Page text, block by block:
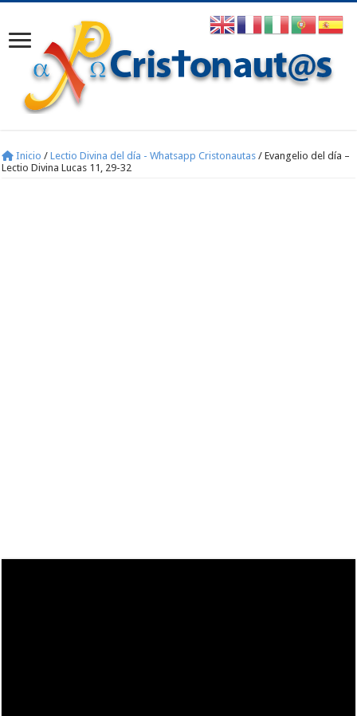
Inicio / Lectio Divina del día - Whatsapp Cristonautas / Evangelio del día –
Lectio Divina Lucas 11, 29-32